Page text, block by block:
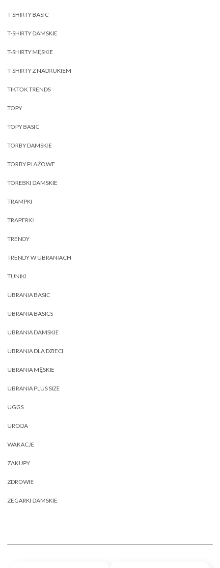
T-SHIRTY BASIC
T-SHIRTY DAMSKIE
T-SHIRTY MĘSKIE
T-SHIRTY Z NADRUKIEM
TIKTOK TRENDS
TOPY
TOPY BASIC
TORBY DAMSKIE
TORBY PLAŻOWE
TOREBKI DAMSKIE
TRAMPKI
TRAPERKI
TRENDY
TRENDY W UBRANIACH
TUNIKI
UBRANIA BASIC
UBRANIA BASICS
UBRANIA DAMSKIE
UBRANIA DLA DZIECI
UBRANIA MĘSKIE
UBRANIA PLUS SIZE
UGGS
URODA
WAKACJE
ZAKUPY
ZDROWIE
ZEGARKI DAMSKIE